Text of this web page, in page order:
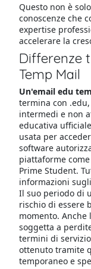
Questo non è
conoscenze che
expertise
accelerare la
Differenze
Temp Mail
Un'email edu
termina con
intermedi e non
educativa
usata per
software
piattaforme
Prime Student.
informazioni
Il suo periodo di
rischio di essere
momento. Anche
soggetta a
termini di
ottenuto tramite
temporaneo e